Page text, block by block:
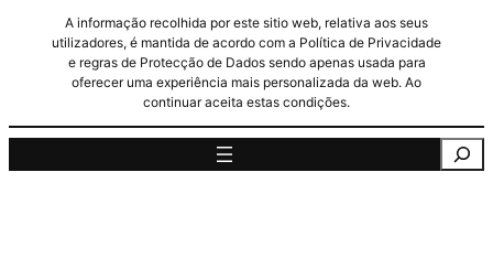
A informação recolhida por este sitio web, relativa aos seus
utilizadores, é mantida de acordo com a Política de Privacidade
e regras de Protecção de Dados sendo apenas usada para
oferecer uma experiência mais personalizada da web. Ao
continuar aceita estas condições.